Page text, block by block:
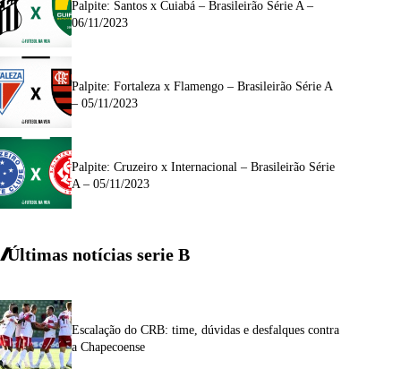
Palpite: Santos x Cuiabá – Brasileirão Série A –
06/11/2023
Palpite: Fortaleza x Flamengo – Brasileirão Série A
– 05/11/2023
Palpite: Cruzeiro x Internacional – Brasileirão Série
A – 05/11/2023
Últimas notícias serie B
Escalação do CRB: time, dúvidas e desfalques contra
a Chapecoense